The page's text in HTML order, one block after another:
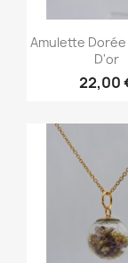
Aperçu
Amulette
D'or
22,00